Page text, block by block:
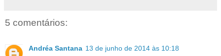
5 comentários:
Andréa Santana 13 de junho de 2014 às 10:18